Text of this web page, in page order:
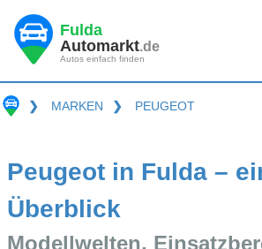
Fulda
Automarkt.de
Autos einfach finden
❯ MARKEN ❯ PEUGEOT
Peugeot in Fulda –
Überblick
Modellwelten,